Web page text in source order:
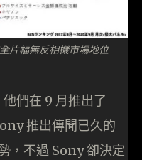
片幅無反相機市場地位
們在 9 月推出了
推出傳聞已久的
，不過 Sony 卻決定